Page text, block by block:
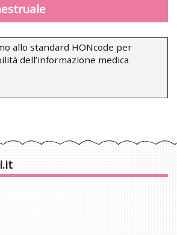
allo standard HONcode per
dell’informazione medica